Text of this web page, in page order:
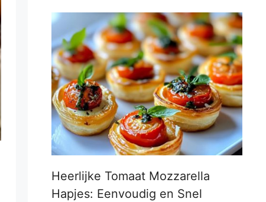
Heerlijke Tomaat Mozzarella
Hapjes: Eenvoudig en Snel